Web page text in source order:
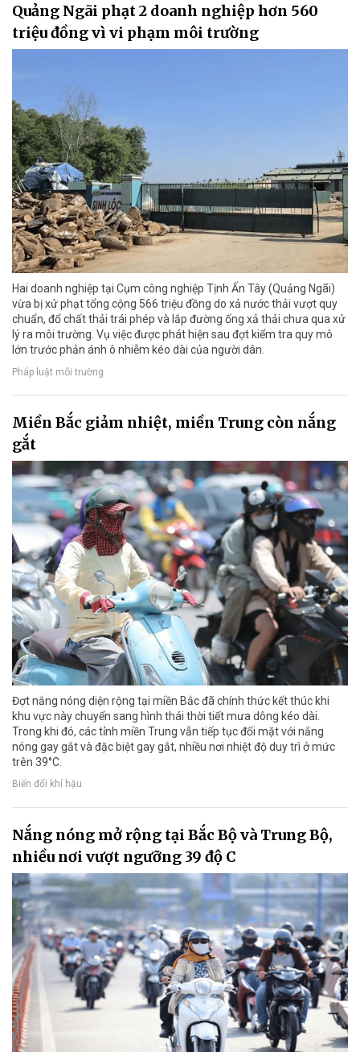
Quảng Ngãi phạt 2 doanh nghiệp hơn 560
triệu đồng vì vi phạm môi trường
Hai doanh nghiệp tại Cụm công nghiệp Tịnh Ấn Tây (Quảng Ngãi)
vừa bị xử phạt tổng cộng 566 triệu đồng do xả nước thải vượt quy
chuẩn, đổ chất thải trái phép và lắp đường ống xả thải chưa qua xử
lý ra môi trường. Vụ việc được phát hiện sau đợt kiểm tra quy mô
lớn trước phản ánh ô nhiễm kéo dài của người dân.
Pháp luật môi trường
Miền Bắc giảm nhiệt, miền Trung còn nắng
gắt
Đợt nắng nóng diện rộng tại miền Bắc đã chính thức kết thúc khi
khu vực này chuyển sang hình thái thời tiết mưa dông kéo dài.
Trong khi đó, các tỉnh miền Trung vẫn tiếp tục đối mặt với nắng
nóng gay gắt và đặc biệt gay gắt, nhiều nơi nhiệt độ duy trì ở mức
trên 39°C.
Biến đổi khí hậu
Nắng nóng mở rộng tại Bắc Bộ và Trung Bộ,
nhiều nơi vượt ngưỡng 39 độ C